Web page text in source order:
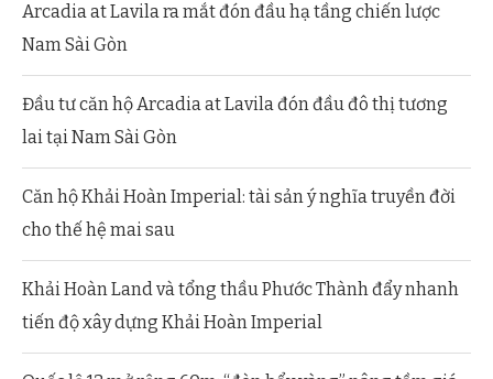
Arcadia at Lavila ra mắt đón đầu hạ tầng chiến lược
Nam Sài Gòn
Đầu tư căn hộ Arcadia at Lavila đón đầu đô thị tương
lai tại Nam Sài Gòn
Căn hộ Khải Hoàn Imperial: tài sản ý nghĩa truyền đời
cho thế hệ mai sau
Khải Hoàn Land và tổng thầu Phước Thành đẩy nhanh
tiến độ xây dựng Khải Hoàn Imperial